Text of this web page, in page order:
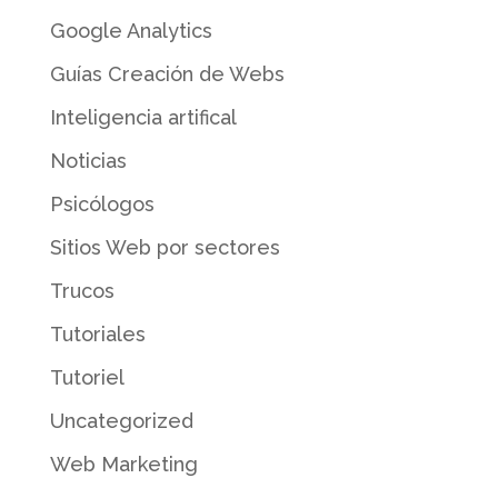
Google Analytics
Guías Creación de Webs
Inteligencia artifical
Noticias
Psicólogos
Sitios Web por sectores
Trucos
Tutoriales
Tutoriel
Uncategorized
Web Marketing